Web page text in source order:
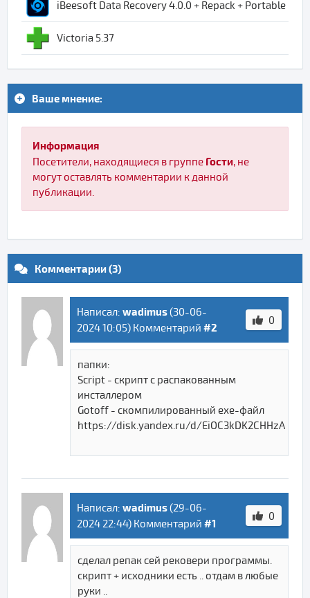
iBeesoft Data Recovery 4.0.0 + Repack + Portable
Victoria 5.37
Ваше мнение:
Информация
Посетители, находящиеся в группе Гости, не
могут оставлять комментарии к данной
публикации.
Комментарии (3)
Написал: wadimus(30-06-
2024 10:05) Комментарий #2
0
папки:
Script - скрипт с распакованным
инсталлером
Gotoff - скомпилированный ехе-файл
https://disk.yandex.ru/d/EiOC3kDK2CHHzA
Написал: wadimus(29-06-
2024 22:44) Комментарий #1
0
сделал репак сей рековери программы.
скрипт + исходники есть .. отдам в любые
руки ..